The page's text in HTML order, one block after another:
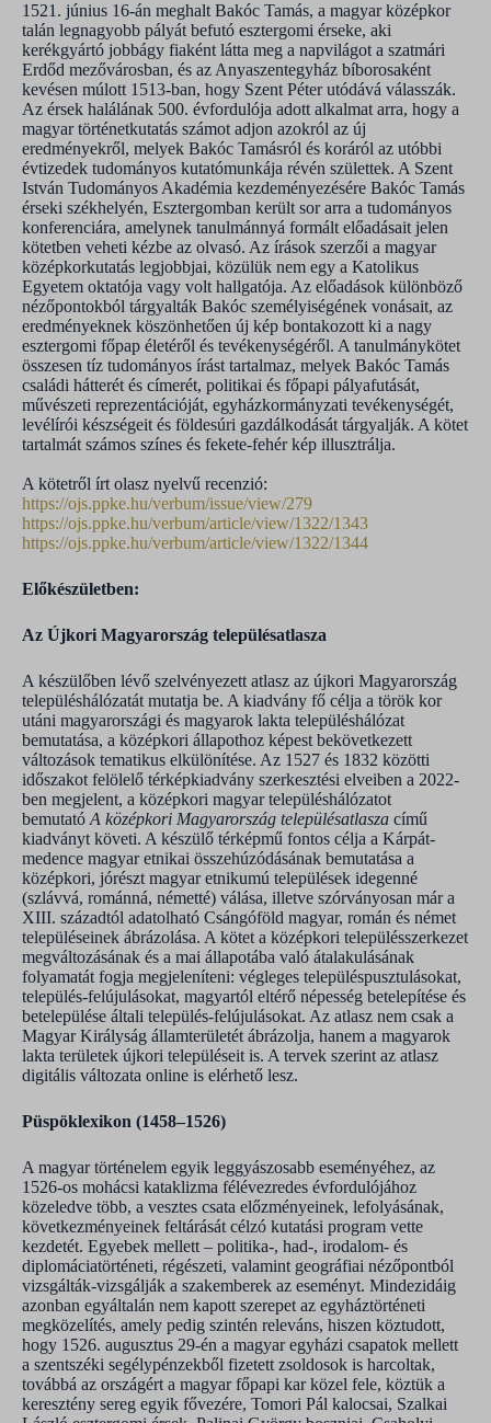
1521. június 16-án meghalt Bakóc Tamás, a magyar középkor
talán legnagyobb pályát befutó esztergomi érseke, aki
kerékgyártó jobbágy fiaként látta meg a napvilágot a szatmári
Erdőd mezővárosban, és az Anyaszentegyház bíborosaként
kevésen múlott 1513-ban, hogy Szent Péter utódává válasszák.
Az érsek halálának 500. évfordulója adott alkalmat arra, hogy a
magyar történetkutatás számot adjon azokról az új
eredményekről, melyek Bakóc Tamásról és koráról az utóbbi
évtizedek tudományos kutatómunkája révén születtek. A Szent
István Tudományos Akadémia kezdeményezésére Bakóc Tamás
érseki székhelyén, Esztergomban került sor arra a tudományos
konferenciára, amelynek tanulmánnyá formált előadásait jelen
kötetben veheti kézbe az olvasó. Az írások szerzői a magyar
középkorkutatás legjobbjai, közülük nem egy a Katolikus
Egyetem oktatója vagy volt hallgatója. Az előadások különböző
nézőpontokból tárgyalták Bakóc személyiségének vonásait, az
eredményeknek köszönhetően új kép bontakozott ki a nagy
esztergomi főpap életéről és tevékenységéről. A tanulmánykötet
összesen tíz tudományos írást tartalmaz, melyek Bakóc Tamás
családi hátterét és címerét, politikai és főpapi pályafutását,
művészeti reprezentációját, egyházkormányzati tevékenységét,
levélírói készségeit és földesúri gazdálkodását tárgyalják. A kötet
tartalmát számos színes és fekete-fehér kép illusztrálja.
A kötetről írt olasz nyelvű recenzió:
https://ojs.ppke.hu/verbum/issue/view/279
https://ojs.ppke.hu/verbum/article/view/1322/1343
https://ojs.ppke.hu/verbum/article/view/1322/1344
Előkészületben:
Az Újkori Magyarország településatlasza
A készülőben lévő szelvényezett atlasz az újkori Magyarország
településhálózatát mutatja be. A kiadvány fő célja a török kor
utáni magyarországi és magyarok lakta településhálózat
bemutatása, a középkori állapothoz képest bekövetkezett
változások tematikus elkülönítése. Az 1527 és 1832 közötti
időszakot felölelő térképkiadvány szerkesztési elveiben a 2022-
ben megjelent, a középkori magyar településhálózatot
bemutató A középkori Magyarország településatlasza című
kiadványt követi. A készülő térképmű fontos célja a Kárpát-
medence magyar etnikai összehúzódásának bemutatása a
középkori, jórészt magyar etnikumú települések idegenné
(szlávvá, románná, németté) válása, illetve szórványosan már a
XIII. századtól adatolható Csángóföld magyar, román és német
településeinek ábrázolása. A kötet a középkori településszerkezet
megváltozásának és a mai állapotába való átalakulásának
folyamatát fogja megjeleníteni: végleges településpusztulásokat,
település-felújulásokat, magyartól eltérő népesség betelepítése és
betelepülése általi település-felújulásokat. Az atlasz nem csak a
Magyar Királyság államterületét ábrázolja, hanem a magyarok
lakta területek újkori településeit is. A tervek szerint az atlasz
digitális változata online is elérhető lesz.
Püspöklexikon (1458–1526)
A magyar történelem egyik leggyászosabb eseményéhez, az
1526-os mohácsi kataklizma félévezredes évfordulójához
közeledve több, a vesztes csata előzményeinek, lefolyásának,
következményeinek feltárását célzó kutatási program vette
kezdetét. Egyebek mellett – politika-, had-, irodalom- és
diplomáciatörténeti, régészeti, valamint geográfiai nézőpontból
vizsgálták-vizsgálják a szakemberek az eseményt. Mindezidáig
azonban egyáltalán nem kapott szerepet az egyháztörténeti
megközelítés, amely pedig szintén releváns, hiszen köztudott,
hogy 1526. augusztus 29-én a magyar egyházi csapatok mellett
a szentszéki segélypénzekből fizetett zsoldosok is harcoltak,
továbbá az országért a magyar főpapi kar közel fele, köztük a
keresztény sereg egyik fővezére, Tomori Pál kalocsai, Szalkai